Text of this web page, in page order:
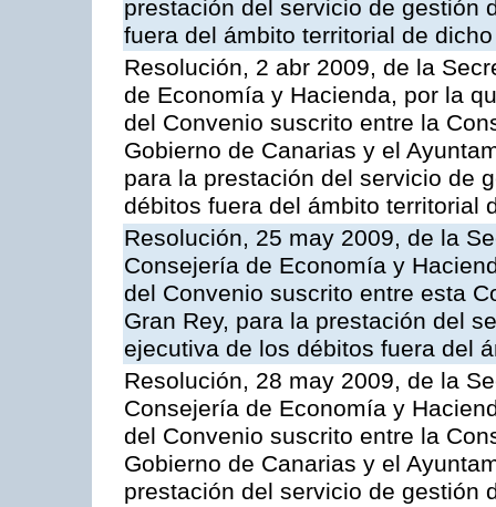
prestación del servicio de gestión
fuera del ámbito territorial de
Resolución, 2 abr 2009, de la
de Economía y Hacienda, por la
del Convenio suscrito entre la
Gobierno de Canarias y el
para la prestación del servicio de
débitos fuera del ámbito territorial
Resolución, 25 may 2009, de la
Consejería de Economía y
del Convenio suscrito entre esta
Gran Rey, para la prestación del
ejecutiva de los débitos fuera del
Resolución, 28 may 2009, de la
Consejería de Economía y
del Convenio suscrito entre la
Gobierno de Canarias y el
prestación del servicio de gestión